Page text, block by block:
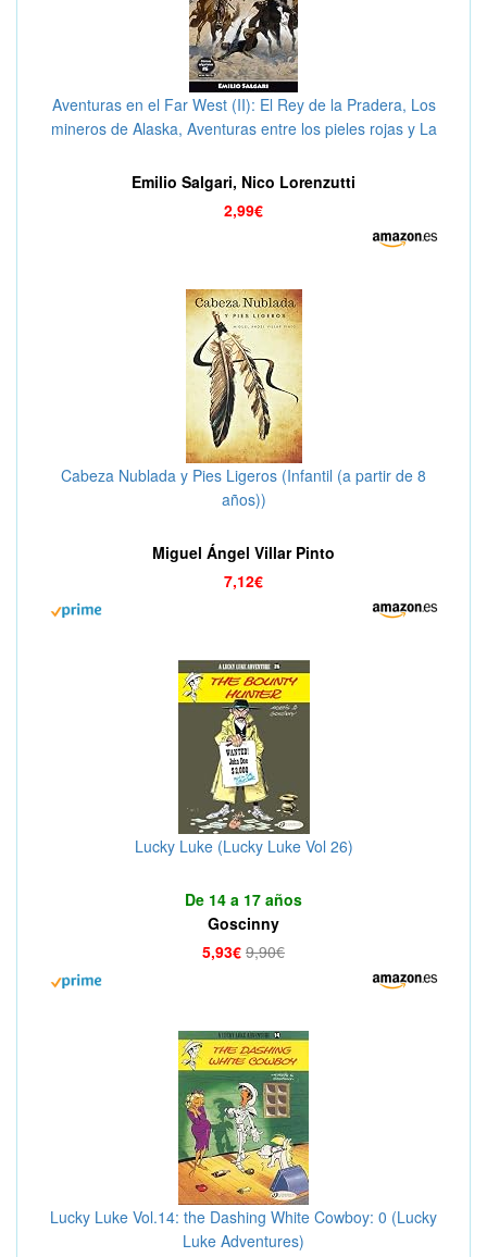
Aventuras en el Far West (II): El Rey de la Pradera, Los
mineros de Alaska, Aventuras entre los pieles rojas y La
íntegras y anotadas nº 6)
Emilio Salgari, Nico Lorenzutti
2,99€
Cabeza Nublada y Pies Ligeros (Infantil (a partir de 8
años))
Miguel Ángel Villar Pinto
7,12€
Lucky Luke (Lucky Luke Vol 26)
De 14 a 17 años
Goscinny
5,93€ 9,90€
Lucky Luke Vol.14: the Dashing White Cowboy: 0 (Lucky
Luke Adventures)